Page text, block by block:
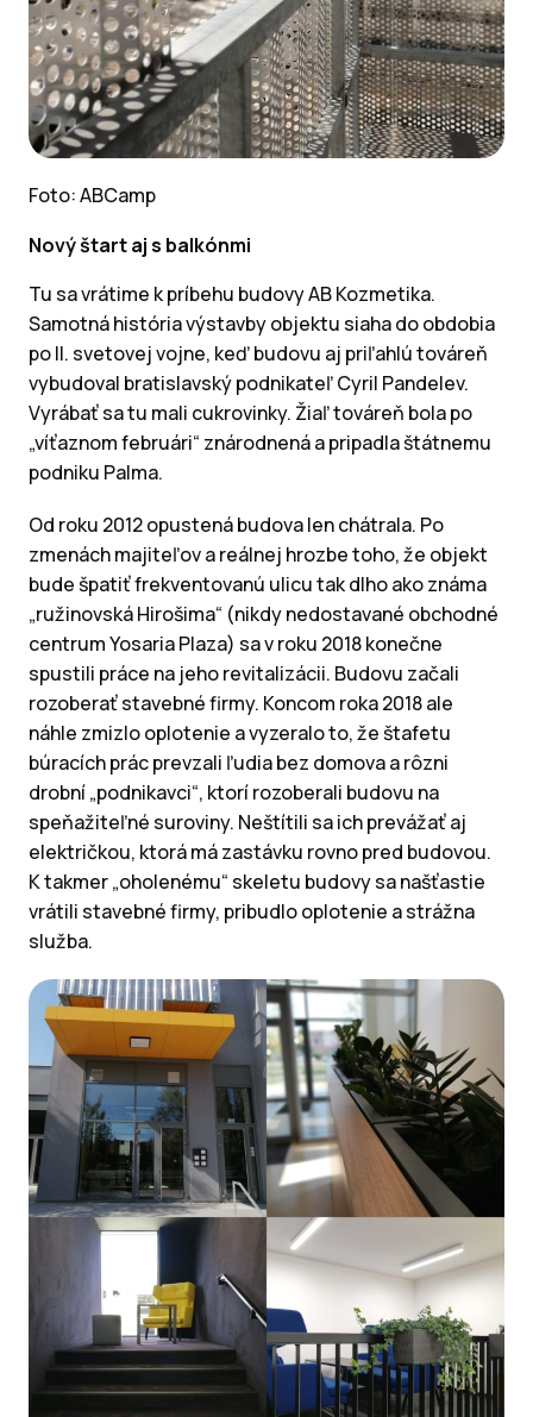
Foto: ABCamp
Nový štart aj s balkónmi
Tu sa vrátime k príbehu budovy AB Kozmetika.
Samotná história výstavby objektu siaha do obdobia
po II. svetovej vojne, keď budovu aj priľahlú továreň
vybudoval bratislavský podnikateľ Cyril Pandelev.
Vyrábať sa tu mali cukrovinky. Žiaľ továreň bola po
„víťaznom februári“ znárodnená a pripadla štátnemu
podniku Palma.
Od roku 2012 opustená budova len chátrala. Po
zmenách majiteľov a reálnej hrozbe toho, že objekt
bude špatiť frekventovanú ulicu tak dlho ako známa
„ružinovská Hirošima“ (nikdy nedostavané obchodné
centrum Yosaria Plaza) sa v roku 2018 konečne
spustili práce na jeho revitalizácii. Budovu začali
rozoberať stavebné firmy. Koncom roka 2018 ale
náhle zmizlo oplotenie a vyzeralo to, že štafetu
búracích prác prevzali ľudia bez domova a rôzni
drobní „podnikavci“, ktorí rozoberali budovu na
speňažiteľné suroviny. Neštítili sa ich prevážať aj
električkou, ktorá má zastávku rovno pred budovou.
K takmer „oholenému“ skeletu budovy sa našťastie
vrátili stavebné firmy, pribudlo oplotenie a strážna
služba.